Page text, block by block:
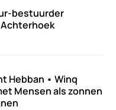
bestuurder
Hebban • Winq
Mensen als zonnen